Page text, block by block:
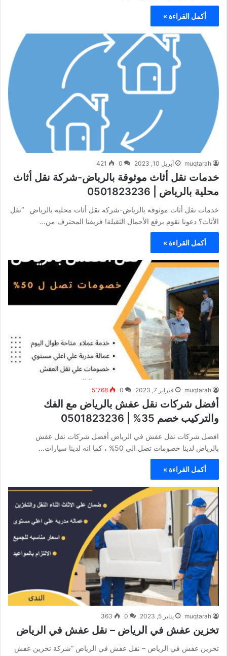
أكمل القراءة »
muqtarah أبريل 10, 2023 0
421
خدمات نقل أثاث موثوقة بالرياض-شركة نقل أثاث
محلية بالرياض | 0501823236
خدمات نقل أثاث موثوقة بالرياض-شركة نقل أثاث محلية بالرياض “نقل
الأثاث؟ دعونا نقوم برفع الأحمال الثقيلة! فريقنا المحترف من…
أكمل القراءة »
muqtarah فبراير 7, 2023 0 5٬768
أفضل شركات نقل عفش بالرياض مع الفك
والتركيب خصم 35% | 0501823236
افضل شركات نقل عفش في الرياض أفضل شركات نقل عفش
بالرياض لدينا خصومات تصل الي 50% ، كما انه لدينا سيارات…
أكمل القراءة »
muqtarah يناير 5, 2023 0
363
تخزين عفش في الرياض – نقل عفش في الرياض
تخزين عفش في الرياض – نقل عفش في الرياض “شركة تخزين عفش